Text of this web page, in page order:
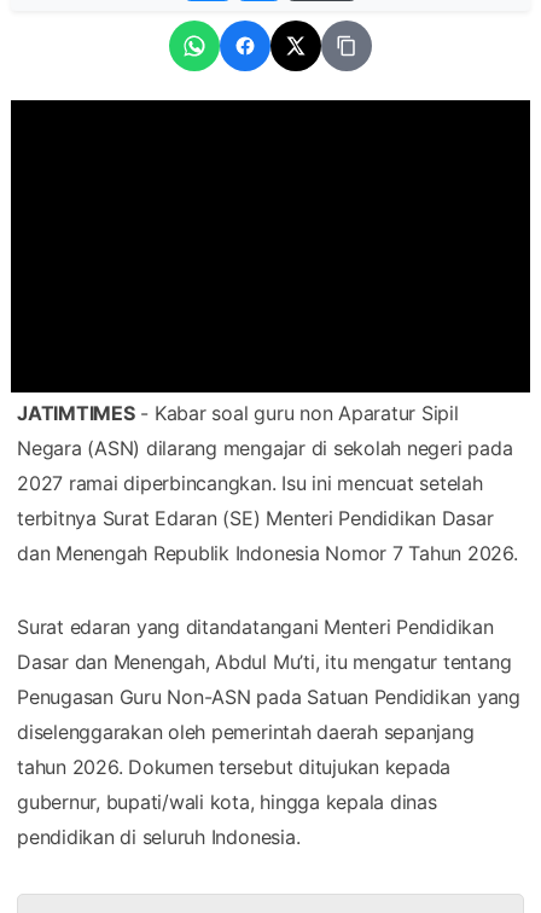
JATIMTIMES- Kabar soal guru non Aparatur Sipil
Negara (ASN) dilarang mengajar di sekolah negeri pada
2027 ramai diperbincangkan. Isu ini mencuat setelah
terbitnya Surat Edaran (SE) Menteri Pendidikan Dasar
dan Menengah Republik Indonesia Nomor 7 Tahun 2026.
Surat edaran yang ditandatangani Menteri Pendidikan
Dasar dan Menengah, Abdul Mu’ti, itu mengatur tentang
Penugasan Guru Non-ASN pada Satuan Pendidikan yang
diselenggarakan oleh pemerintah daerah sepanjang
tahun 2026. Dokumen tersebut ditujukan kepada
gubernur, bupati/wali kota, hingga kepala dinas
pendidikan di seluruh Indonesia.